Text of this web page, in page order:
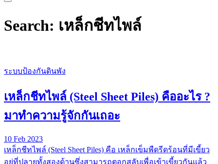
Search: เหล็กชีทไพล์
ระบบป้องกันดินพัง
เหล็กชีทไพล์ (Steel Sheet Piles) คืออะไร ?
มาทำความรู้จักกันเถอะ
10 Feb 2023
เหล็กชีทไพล์ (Steel Sheet Piles) คือ เหล็กเข็มพืดรีดร้อนที่มีเขี้ยว
อยู่ที่ปลายทั้งสองด้านซึ่งสามารถตอกสลับเพื่อเข้าเขี้ยวกันแล้ว